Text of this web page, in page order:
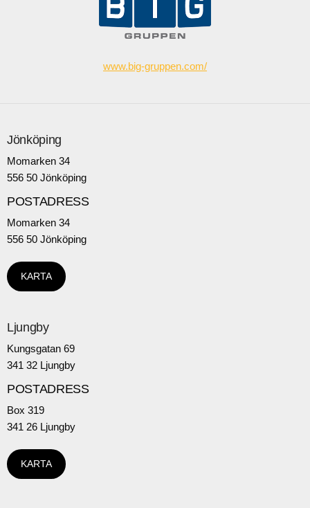
www.big-gruppen.com/
Jönköping
Momarken 34
556 50 Jönköping
POSTADRESS
Momarken 34
556 50 Jönköping
KARTA
Ljungby
Kungsgatan 69
341 32 Ljungby
POSTADRESS
Box 319
341 26 Ljungby
KARTA